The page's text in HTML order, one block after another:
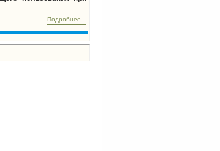
Подробнее...